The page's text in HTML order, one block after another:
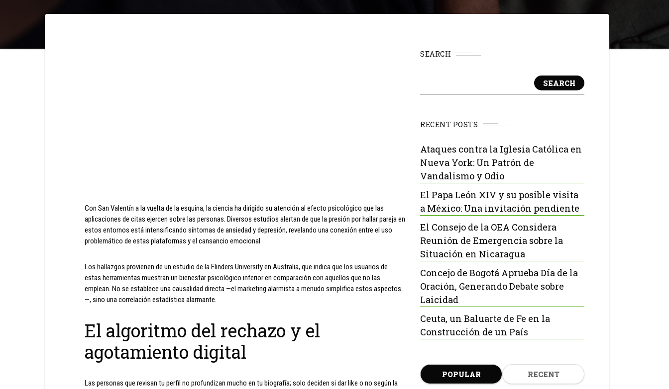
Con San Valentín a la vuelta de la esquina, la ciencia ha dirigido su atención al efecto psicológico que las
aplicaciones de citas ejercen sobre las personas. Diversos estudios alertan de que la presión por hallar pareja en
estos entornos está intensificando síntomas de ansiedad y depresión, revelando una conexión entre el uso
problemático de estas plataformas y el cansancio emocional.
Los hallazgos provienen de un estudio de la Flinders University en Australia, que indica que los usuarios de
estas herramientas muestran un bienestar psicológico inferior en comparación con aquellos que no las
emplean. No se establece una causalidad directa —el marketing alarmista a menudo simplifica estos aspectos
—, sino una correlación estadística alarmante.
El algoritmo del rechazo y el
agotamiento digital
Las personas que revisan tu perfil no profundizan mucho en tu biografía; solo deciden si dar like o no según la
SEARCH
SEARCH
RECENT POSTS
Ataques contra la Iglesia Católica en
Nueva York: Un Patrón de
Vandalismo y Odio
El Papa León XIV y su posible visita
a México: Una invitación pendiente
El Consejo de la OEA Considera
Reunión de Emergencia sobre la
Situación en Nicaragua
Concejo de Bogotá Aprueba Día de la
Oración, Generando Debate sobre
Laicidad
Ceuta, un Baluarte de Fe en la
Construcción de un País
POPULAR RECENT